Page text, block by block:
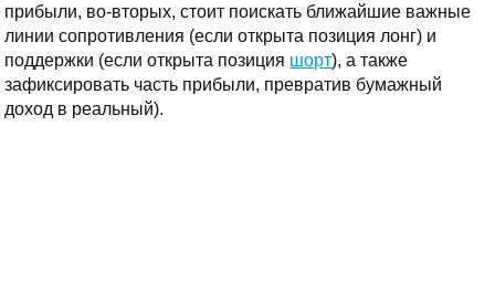
прибыли, во-вторых, стоит поискать ближайшие важные
линии сопротивления (если открыта позиция лонг) и
поддержки (если открыта позиция шорт), а также
зафиксировать часть прибыли, превратив бумажный
доход в реальный).